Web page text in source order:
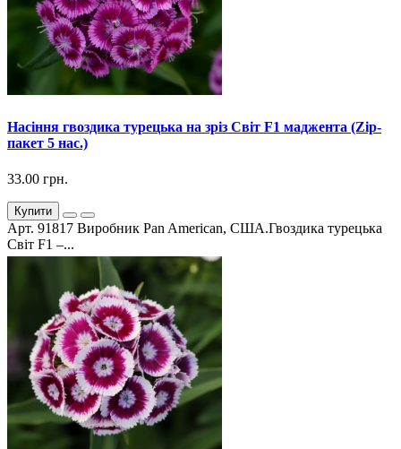
Насіння гвоздика турецька на зріз Світ F1 маджента (Zip-
пакет 5 нас.)
33.00 грн.
Купити
Арт. 91817 Виробник Pan American, США.Гвоздика турецька
Світ F1 –...